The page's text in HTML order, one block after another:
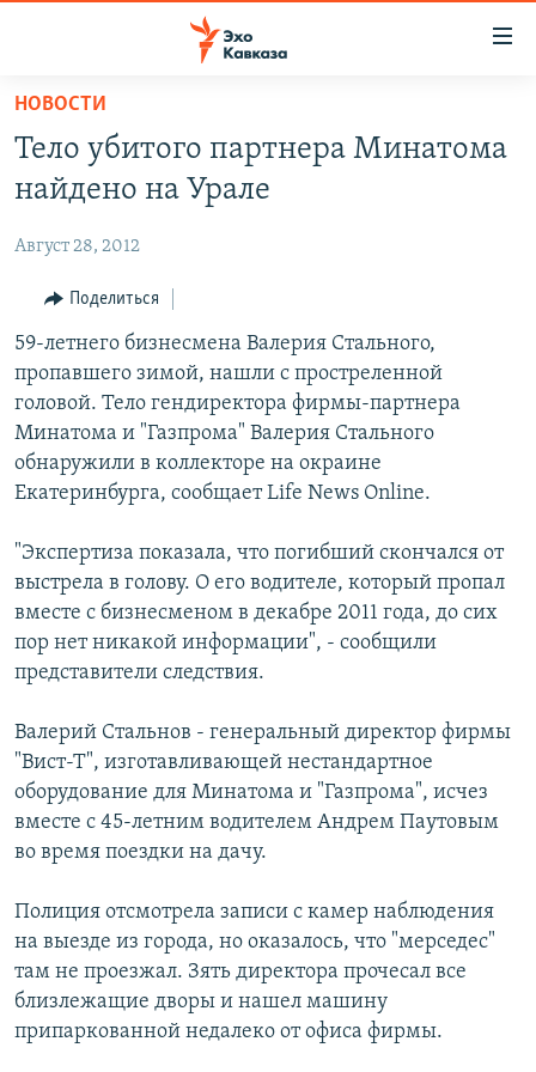
Вернуться
основному
содержанию
навигации
Вернутся
поиску
ТБИЛИСИ
ЦХИНВАЛИ
ВЕСЬ КАВКАЗ
СЕВЕРНЫЙ КАВКАЗ
АЗЕРБАЙДЖАН
ТЕМЫ
ЭКОНОМИКА
ОБЩЕСТВО
СПОРТ
РУБРИКИ
НЕКРУГЛЫЙ СТОЛ
ГОСТЬ НЕДЕЛИ
БЛОГИ
ЧИТАЕМ ПРЕССУ
МУЛЬТИМЕДИА
ВИДЕО
АУДИО
АРХИВ РАДИОПРОГРАММЫ
Все сайты РСЕ/РС
НОВОСТИ
Тело убитого партнера Минатома
найдено на Урале
Август 28, 2012
Поделиться
59-летнего бизнесмена Валерия Стального,
пропавшего зимой, нашли с простреленной
головой. Тело гендиректора фирмы-партнера
Минатома и "Газпрома" Валерия Стального
обнаружили в коллекторе на окраине
Екатеринбурга, сообщает Life News Online.
"Экспертиза показала, что погибший скончался от
выстрела в голову. О его водителе, который пропал
вместе с бизнесменом в декабре 2011 года, до сих
пор нет никакой информации", - сообщили
представители следствия.
Валерий Стальнов - генеральный директор фирмы
"Вист-Т", изготавливающей нестандартное
оборудование для Минатома и "Газпрома", исчез
вместе с 45-летним водителем Андрем Паутовым
во время поездки на дачу.
Полиция отсмотрела записи с камер наблюдения
на выезде из города, но оказалось, что "мерседес"
там не проезжал. Зять директора прочесал все
близлежащие дворы и нашел машину
припаркованной недалеко от офиса фирмы.